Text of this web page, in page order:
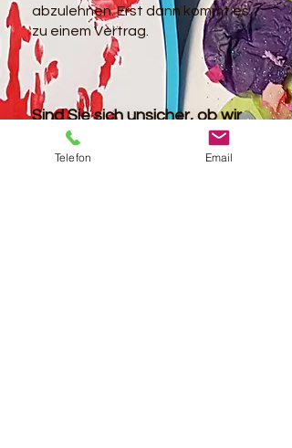
abzulehnen. Erst dann kommt es
zu einem Vertrag.
Sind Sie sich unsicher, ob wir
die richtige Kita für Ihr Kind
sind?Telefon Email